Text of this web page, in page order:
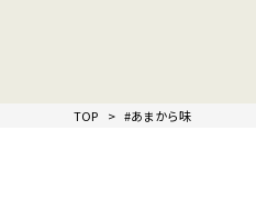
TOP #あまから味